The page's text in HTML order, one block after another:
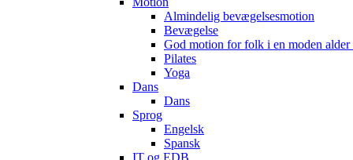
Almindelig bevægelsesmotion
Bevægelse
God motion for folk i en moden
Pilates
Yoga
Dans
Dans
Sprog
Engelsk
Spansk
IT og EDB